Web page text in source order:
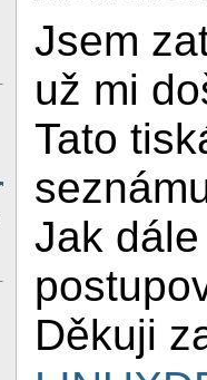
Jsem
už mi
Tato
Jak
Děkuji